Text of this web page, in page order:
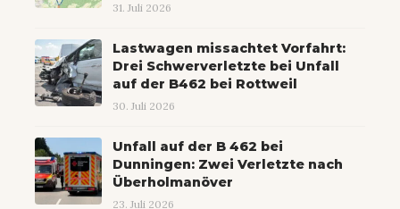
31. Juli 2026
Lastwagen missachtet Vorfahrt:
Drei Schwerverletzte bei Unfall
auf der B462 bei Rottweil
30. Juli 2026
Unfall auf der B 462 bei
Dunningen: Zwei Verletzte nach
Überholmanöver
23. Juli 2026